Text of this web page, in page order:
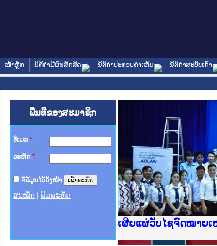
ໜ້າຫຼັກ ນິຕິກໍາມີຜົນສັກສິດ ນິຕິກໍາປະກອບຄໍາເຫັນ ນິຕິກໍາສະບັບເກົ່າ
ພື້ນທີ່ຂອງສະມາຊິກ
ອີເມລ *
ລະຫັດ *
ຈື່ຂໍ້ມູນໄວ້ຄັ້ງໜ້າ
ສະໝັກ ລືມລະຫັດ
ເຜີຍແຜ່ວັບໄຊຈົດໝາຍເ
າຊົນ ພາກເໜືອ
ການ
ກາງ
ໃຕ້
ຕຳຫຼວດປະຊາຊົນ
ສັນຕິບານປະຊາຊົນ
ກເໜືອ
າຊົນ ພາກກາງ